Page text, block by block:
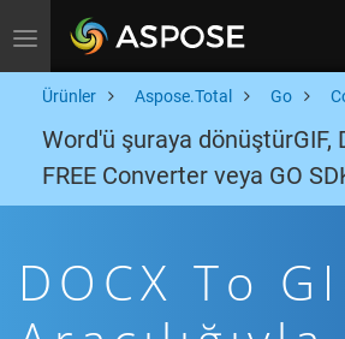
Toggle navigation
Ürünler Aspose.Total Go
Word'ü şuraya dönüştürGIF,
FREE Converter veya GO
DOCX To